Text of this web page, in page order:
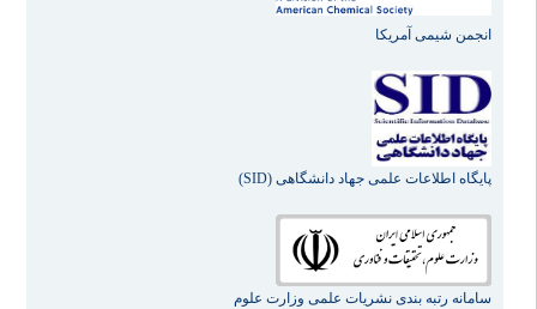
انجمن شیمی آمریکا
پایگاه اطلاعات علمی جهاد دانشگاهی (SID)
سامانه رتبه بندی نشریات علمی وزارت علوم